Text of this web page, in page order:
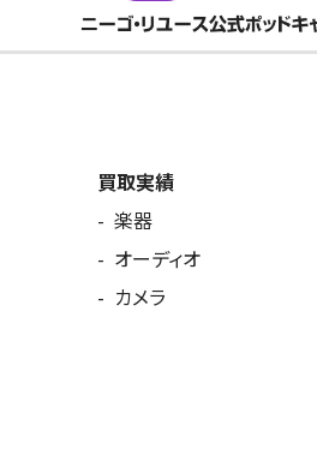
買取実績
楽器
オーディオ
カメラ